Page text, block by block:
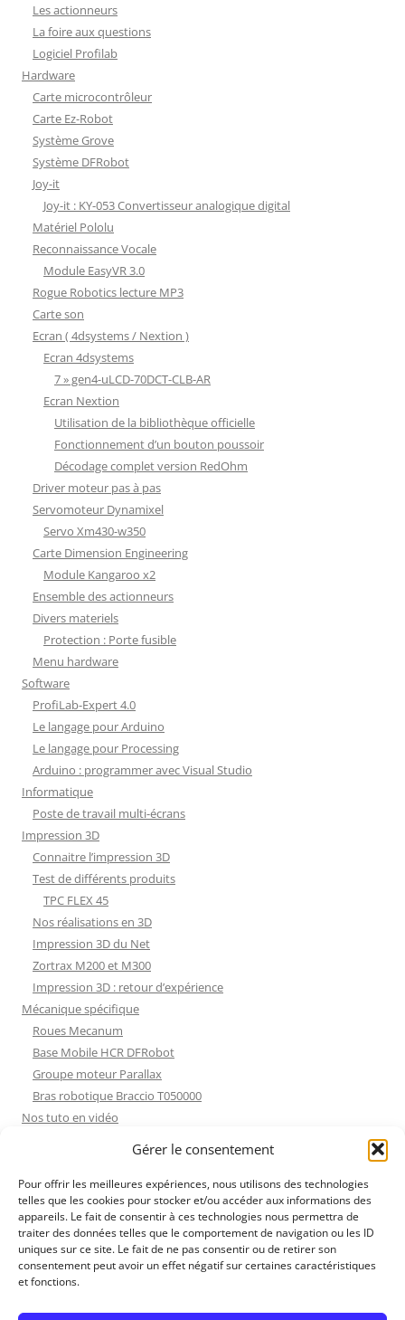
Gérer le consentement
Pour offrir les meilleures expériences, nous utilisons des technologies
telles que les cookies pour stocker et/ou accéder aux informations des
appareils. Le fait de consentir à ces technologies nous permettra de
traiter des données telles que le comportement de navigation ou les ID
uniques sur ce site. Le fait de ne pas consentir ou de retirer son
consentement peut avoir un effet négatif sur certaines caractéristiques
et fonctions.
Les actionneurs
La foire aux questions
Logiciel Profilab
Hardware
Carte microcontrôleur
Carte Ez-Robot
Système Grove
Système DFRobot
Joy-it
Joy-it : KY-053 Convertisseur analogique digital
Matériel Pololu
Reconnaissance Vocale
Module EasyVR 3.0
Rogue Robotics lecture MP3
Carte son
Ecran ( 4dsystems / Nextion )
Ecran 4dsystems
7 » gen4-uLCD-70DCT-CLB-AR
Ecran Nextion
Utilisation de la bibliothèque officielle
Fonctionnement d’un bouton poussoir
Décodage complet version RedOhm
Driver moteur pas à pas
Servomoteur Dynamixel
Servo Xm430-w350
Carte Dimension Engineering
Module Kangaroo x2
Ensemble des actionneurs
Divers materiels
Protection : Porte fusible
Menu hardware
Software
ProfiLab-Expert 4.0
Le langage pour Arduino
Le langage pour Processing
Arduino : programmer avec Visual Studio
Informatique
Poste de travail multi-écrans
Impression 3D
Connaitre l’impression 3D
Test de différents produits
TPC FLEX 45
Nos réalisations en 3D
Impression 3D du Net
Zortrax M200 et M300
Impression 3D : retour d’expérience
Mécanique spécifique
Roues Mecanum
Base Mobile HCR DFRobot
Groupe moteur Parallax
Bras robotique Braccio T050000
Nos tuto en vidéo
Les Moteurs Pas à Pas
Projets Processing
Amélioration de l’habitat
Tir sportif
Fichiers dessin
Fichiers dessin
Contact et mentions légales